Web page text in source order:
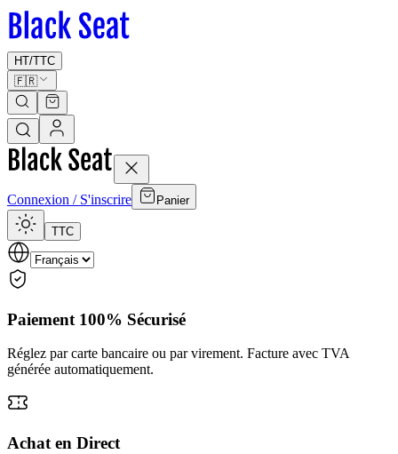
HT/TTC
🇫🇷
Connexion / S'inscrire Panier
TTC
Paiement 100% Sécurisé
Réglez par carte bancaire ou par virement. Facture avec TVA
générée automatiquement.
Achat en Direct